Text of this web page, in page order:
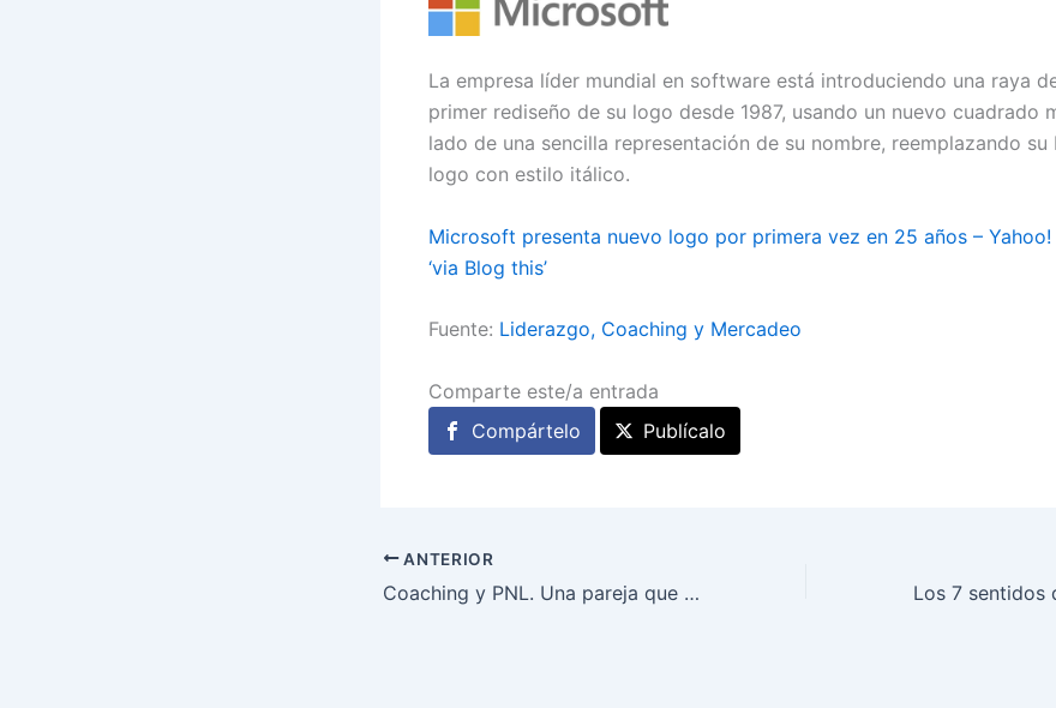
La empresa líder mundial en software está introduciendo una raya
primer rediseño de su logo desde 1987, usando un nuevo cuadrado
lado de una sencilla representación de su nombre, reemplazando
logo con estilo itálico.
Microsoft presenta nuevo logo por primera vez en 25 años – Yahoo!
‘via Blog this’
Fuente: Liderazgo, Coaching y Mercadeo
Comparte este/a entrada
Compártelo
Publícalo
ANTERIOR
Coaching y PNL. Una pareja que funciona